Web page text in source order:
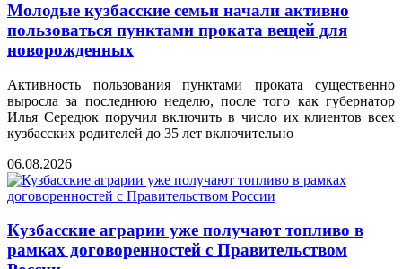
Молодые кузбасские семьи начали активно
пользоваться пунктами проката вещей для
новорожденных
Активность пользования пунктами проката существенно
выросла за последнюю неделю, после того как губернатор
Илья Середюк поручил включить в число их клиентов всех
кузбасских родителей до 35 лет включительно
06.08.2026
Кузбасские аграрии уже получают топливо в
рамках договоренностей с Правительством